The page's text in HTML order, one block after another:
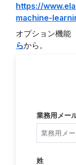
https://
machine-
オプション機能
らから。
業務用メー
姓